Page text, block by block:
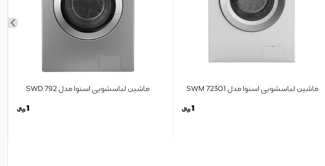
ماشین لباسشویی اسنوا مدل SWM 72301
1ریال
ماشین لباسشویی اسنوا مدل SWD 792
1ریال